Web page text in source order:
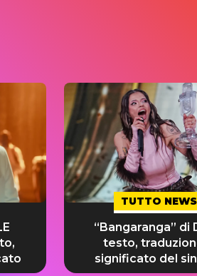
TUTTO NEWS
“Bangaranga” di
testo,
significato del